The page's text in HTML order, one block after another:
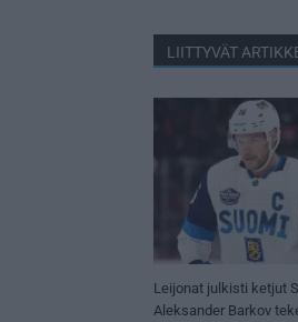
LIITTYVÄT
Leijonat julkisti ketjut
Aleksander Barkov